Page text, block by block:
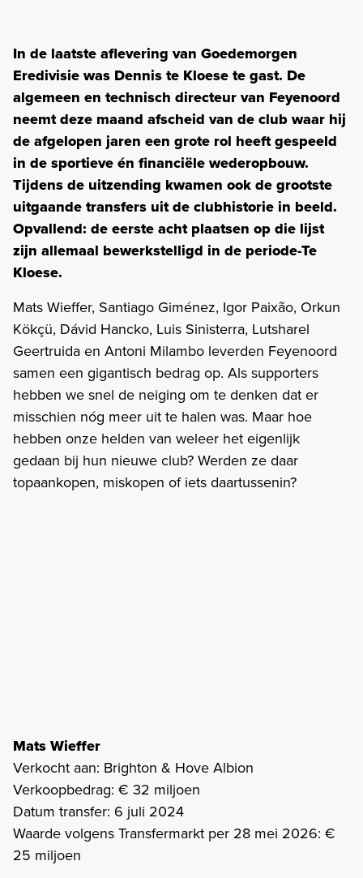
In de laatste aflevering van Goedemorgen
Eredivisie was Dennis te Kloese te gast. De
algemeen en technisch directeur van Feyenoord
neemt deze maand afscheid van de club waar hij
de afgelopen jaren een grote rol heeft gespeeld
in de sportieve én financiële wederopbouw.
Tijdens de uitzending kwamen ook de grootste
uitgaande transfers uit de clubhistorie in beeld.
Opvallend: de eerste acht plaatsen op die lijst
zijn allemaal bewerkstelligd in de periode-Te
Kloese.
Mats Wieffer, Santiago Giménez, Igor Paixão, Orkun
Kökçü, Dávid Hancko, Luis Sinisterra, Lutsharel
Geertruida en Antoni Milambo leverden Feyenoord
samen een gigantisch bedrag op. Als supporters
hebben we snel de neiging om te denken dat er
misschien nóg meer uit te halen was. Maar hoe
hebben onze helden van weleer het eigenlijk
gedaan bij hun nieuwe club? Werden ze daar
topaankopen, miskopen of iets daartussenin?
Mats Wieffer
Verkocht aan: Brighton & Hove Albion
Verkoopbedrag: € 32 miljoen
Datum transfer: 6 juli 2024
Waarde volgens Transfermarkt per 28 mei 2026: €
25 miljoen